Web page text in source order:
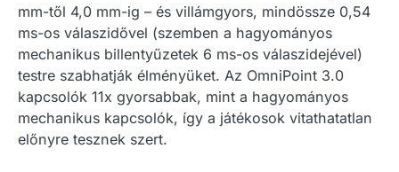
mm-től 4,0 mm-ig – és villámgyors, mindössze 0,54
ms-os válaszidővel (szemben a hagyományos
mechanikus billentyűzetek 6 ms-os válaszidejével)
testre szabhatják élményüket. Az OmniPoint 3.0
kapcsolók 11x gyorsabbak, mint a hagyományos
mechanikus kapcsolók, így a játékosok vitathatatlan
előnyre tesznek szert.